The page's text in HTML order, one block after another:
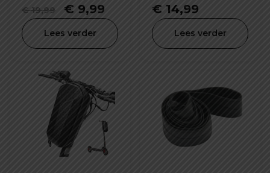
Schijfrem Slot
€19,99
Oorspronkelijke
prijs
was:
€ 9,99 Huidige
prijs
is:
Lees verder
Achterlicht
oplaadbaar
€ 14,99
Lees verder